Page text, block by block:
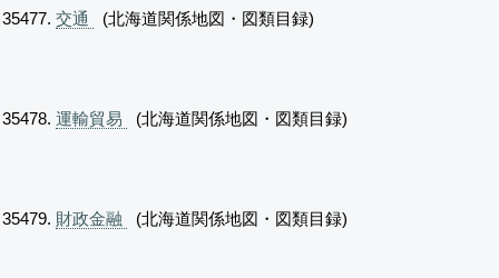
交通 (北海道関係地図・図類目録)
運輸貿易 (北海道関係地図・図類目録)
財政金融 (北海道関係地図・図類目録)